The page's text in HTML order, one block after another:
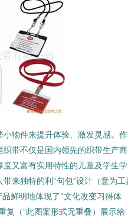
物件来提升体验、激发灵感。
带不仅是国内领先的织带生产
又富有实用特性的儿童及学生
来独特的利“句包”设计（意为工
鲜明地体现了“文化改变习得体
复（”此图案形式无重叠）展示给